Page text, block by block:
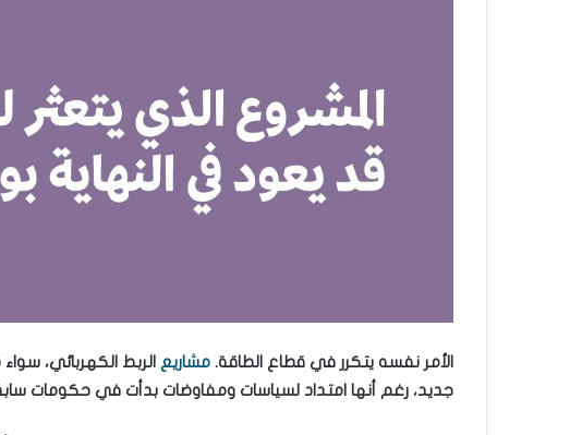
الأمر نفسه يتكرر في قطاع الطاقة. مشاريع الربط الكهربائي،
جديد، رغم أنها امتداد لسياسات ومفاوضات بدأت في حكومات